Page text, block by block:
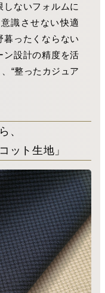
しないフォルムに
識させない快適
暮ったくならない
ン設計の精度を活
“整ったカジュア
、
ット生地」